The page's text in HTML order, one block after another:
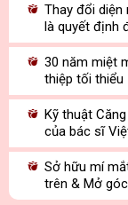
Thay đổi diện
là quyết định
30 năm miệt
thiệp tối thiểu
Kỹ thuật
của bác sĩ
Sở hữu mí
trên & Mở